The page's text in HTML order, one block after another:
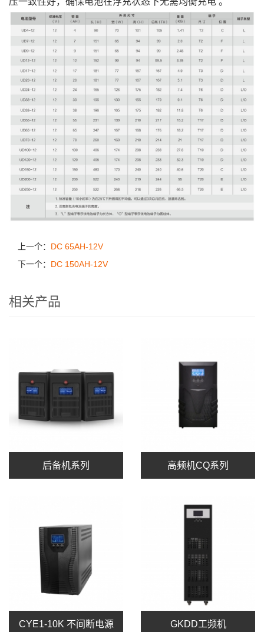
上一个： DC 65AH-12V
下一个： DC 150AH-12V
相关产品
后备机系列 高频机CQ系列
CYE1-10K 不间断电源 GKDD工频机